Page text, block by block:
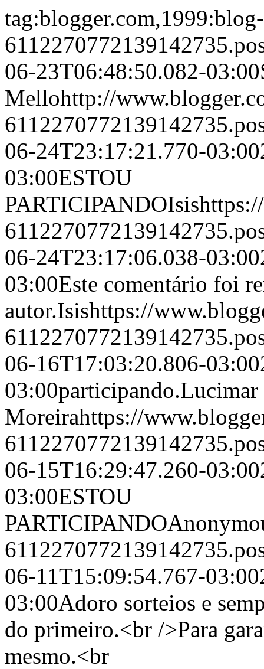
tag:blogger.com,1999:blog-
06-23T06:48:50.082-03:00
Mellohttp://
06-24T23:17:21.770-03:00
03:00ESTOU
PARTICIPANDOIsis
06-24T23:17:06.038-03:00
03:00Este comentário foi
autor.Isishttps://
06-16T17:03:20.806-03:00
03:00participando.Lucimar
Moreirahttps://
06-15T16:29:47.260-03:00
03:00ESTOU
PARTICIPANDO
06-11T15:09:54.767-03:00
03:00Adoro sorteios e
do primeiro.<br />Para
mesmo.<br